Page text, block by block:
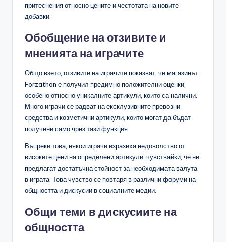
притеснения относно цените и честотата на новите
добавки.
Обобщение на отзивите и
мненията на играчите
Общо взето, отзивите на играчите показват, че магазинът
Forzathon е получил предимно положителни оценки,
особено относно уникалните артикули, които са налични.
Много играчи се радват на ексклузивните превозни
средства и козметични артикули, които могат да бъдат
получени само чрез тази функция.
Въпреки това, някои играчи изразиха недоволство от
високите цени на определени артикули, чувствайки, че не
предлагат достатъчна стойност за необходимата валута
в играта. Това чувство се повтаря в различни форуми на
общността и дискусии в социалните медии.
Общи теми в дискусиите на
общността